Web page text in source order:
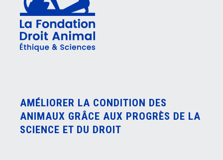
AMÉLIORER LA CONDITION DES
ANIMAUX GRÂCE AUX PROGRÈS DE LA
SCIENCE ET DU DROIT